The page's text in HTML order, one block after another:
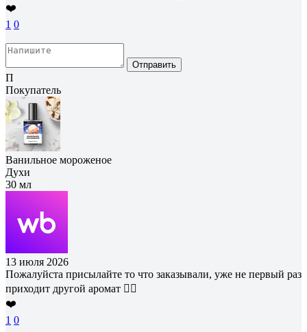
❤️
1 0
Отправить
П
Покупатель
Ванильное мороженое
Духи
30 мл
13 июля 2026
Пожалуйста присылайте то что заказывали, уже не первый раз
приходит другой аромат 🤦‍♂️
❤️
1 0